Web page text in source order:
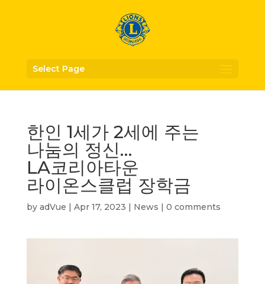
Select Page
한인 1세가 2세에 주는
나눔의 정신…
LA코리아타운
라이온스클럽 장학금
by adVue | Apr 17, 2023 | News | 0 comments